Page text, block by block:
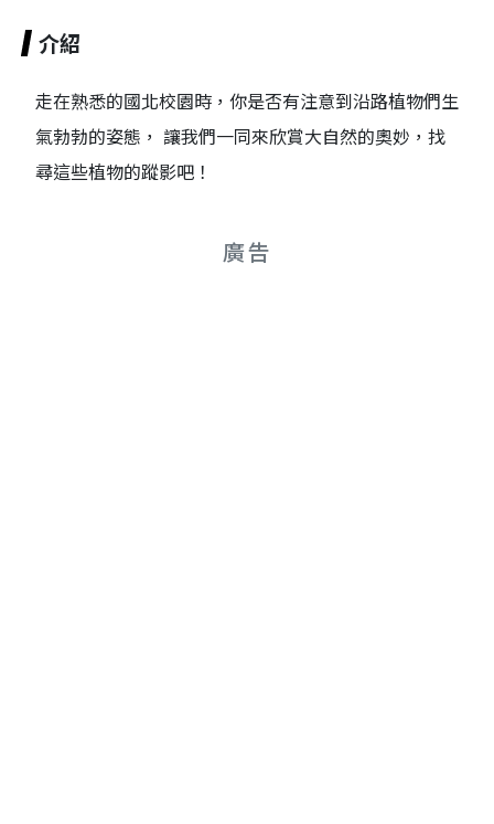
介紹
走在熟悉的國北校園時，你是否有注意到沿路植物們生
氣勃勃的姿態， 讓我們一同來欣賞大自然的奧妙，找
尋這些植物的蹤影吧！
廣告